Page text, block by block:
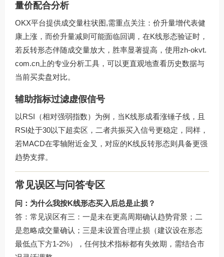
量价配合分析
OKX平台提供成交量柱状图,需重点关注：价升量增代表健
康上涨，而价升量减则可能面临回调，在K线形态验证时，
若反转形态伴随成交量放大，胜率显著提高，使用zh-okvt.
com.cn 上的专业分析工具，可以更直观地查看历史数据与
当前买卖盘对比。
辅助指标过滤虚假信号
以RSI（相对强弱指数）为例，当K线形成看涨锤子线，且
RSI处于30以下超卖区，二者共振买入信号更稳定，同样，
若MACD在零轴附近金叉，对应的K线反转形态则具备更强
趋势支撑。
常见误区与问答专区
问：为什么我按K线形态买入后总是止损？
答：常见误区有三：一是未在更高周期确认趋势背景；二
是忽略成交量确认；三是未设置合理止损（建议设在形态
最低点下方1-2%），任何技术指标都有失效期，需结合市